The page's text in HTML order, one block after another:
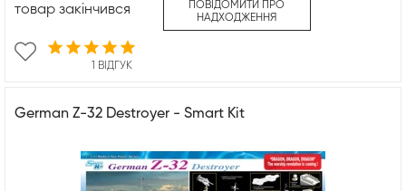
1 ВІДГУК
товар закінчився
ПОВІДОМИТИ ПРО
НАДХОДЖЕННЯ
German Z-32 Destroyer - Smart Kit